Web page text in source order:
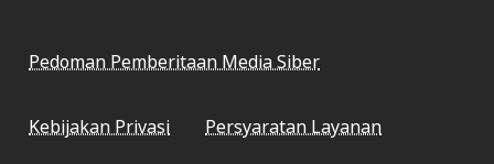
Pedoman Pemberitaan Media Siber
Kebijakan Privasi Persyaratan Layanan